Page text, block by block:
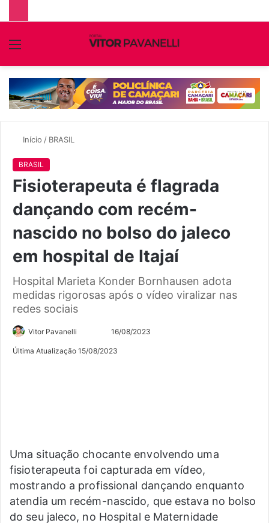
Menu
Início / BRASIL
BRASIL
Fisioterapeuta é flagrada
dançando com recém-
nascido no bolso do jaleco
em hospital de Itajaí
Hospital Marieta Konder Bornhausen adota
medidas rigorosas após o vídeo viralizar nas
redes sociais
Vitor Pavanelli
no
Mande
um
16/08/2023
Última Atualização 15/08/2023
Uma situação chocante envolvendo uma
fisioterapeuta foi capturada em vídeo,
mostrando a profissional dançando enquanto
atendia um recém-nascido, que estava no bolso
do seu jaleco, no Hospital e Maternidade